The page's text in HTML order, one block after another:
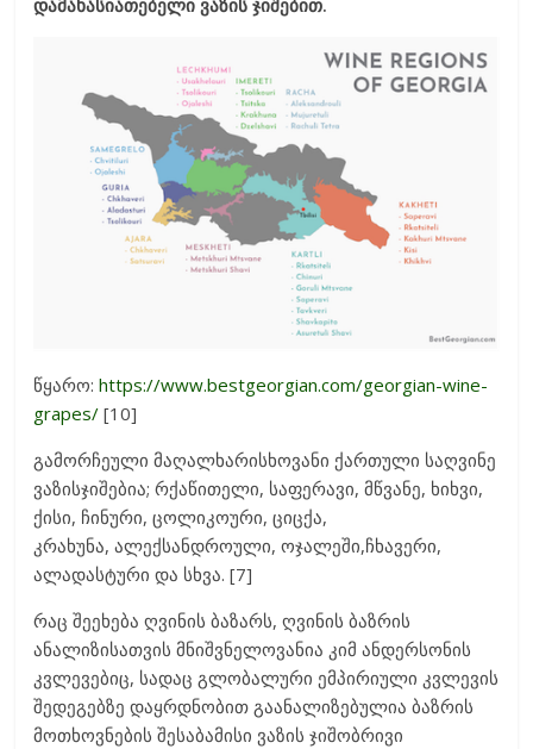
წყარო:https://www.bestgeorgian.com/georgian-wine-
grapes/ [10]
გამორჩეული მაღალხარისხოვანი ქართული საღვინე
ვაზისჯიშებია; რქაწითელი, საფერავი, მწვანე, ხიხვი,
ქისი, ჩინური, ცოლიკოური, ციცქა,
კრახუნა, ალექსანდროული, ოჯალეში,ჩხავერი,
ალადასტური და სხვა. [7]
რაც შეეხება ღვინის ბაზარს, ღვინის ბაზრის
ანალიზისათვის მნიშვნელოვანია კიმ ანდერსონის
კვლევებიც, სადაც გლობალური ემპირიული კვლევის
შედეგებზე დაყრდნობით გაანალიზებულია ბაზრის
მოთხოვნების შესაბამისი ვაზის ჯიშობრივი